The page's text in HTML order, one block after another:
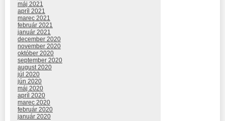
máj 2021
apríl 2021
marec 2021
február 2021
január 2021
december 2020
november 2020
október 2020
september 2020
august 2020
júl 2020
jún 2020
máj 2020
apríl 2020
marec 2020
február 2020
január 2020